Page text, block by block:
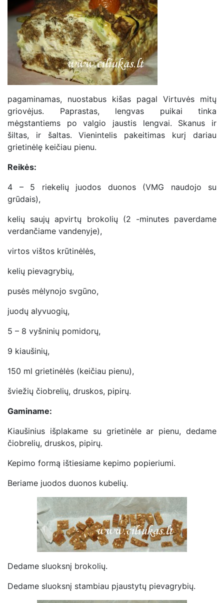
pagaminamas, nuostabus kišas pagal Virtuvės mitų
griovėjus. Paprastas, lengvas puikai tinka
mėgstantiems po valgio jaustis lengvai. Skanus ir
šiltas, ir šaltas. Vienintelis pakeitimas kurį dariau
grietinėlę keičiau pienu.
Reikės:
4 – 5 riekelių juodos duonos (VMG naudojo su
grūdais),
kelių saujų apvirtų brokolių (2 -minutes paverdame
verdančiame vandenyje),
virtos vištos krūtinėlės,
kelių pievagrybių,
pusės mėlynojo svgūno,
juodų alyvuogių,
5 – 8 vyšninių pomidorų,
9 kiaušinių,
150 ml grietinėlės (keičiau pienu),
šviežių čiobrelių, druskos, pipirų.
Gaminame:
Kiaušinius išplakame su grietinėle ar pienu, dedame
čiobrelių, druskos, pipirų.
Kepimo formą ištiesiame kepimo popieriumi.
Beriame juodos duonos kubelių.
Dedame sluoksnį brokolių.
Dedame sluoksnį stambiau pjaustytų pievagrybių.